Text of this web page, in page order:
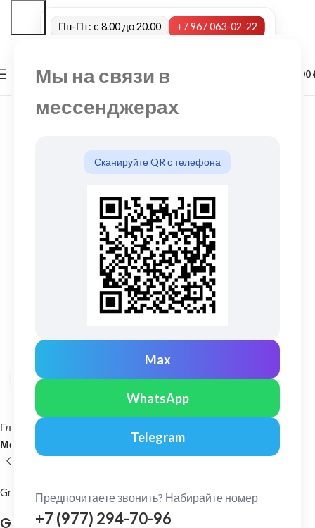
Мы на связи в
мессенджерах
Сканируйте QR с телефона
Max
WhatsApp
Telegram
Предпочитаете звонить? Набирайте номер
+7 (977) 294-70-96
Пн-Пт: с 8.00 до 20.00 +7 967 063-02-22
МЕНЮ 0,00
Нажмите, чтобы увеличить
Главная
Металлочерепица и комплектующие
Grand Line
Grand Line: Планка примыкания 150х250 мм